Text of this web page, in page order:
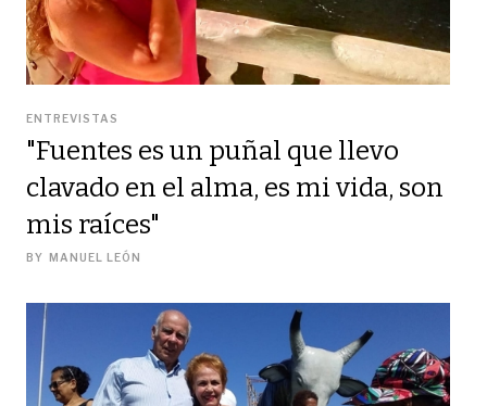
ENTREVISTAS
"Fuentes es un puñal que llevo
clavado en el alma, es mi vida, son
mis raíces"
BY MANUEL LEÓN